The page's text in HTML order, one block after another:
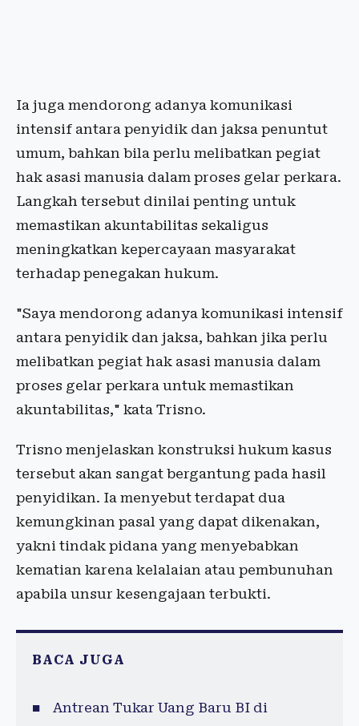
Ia juga mendorong adanya komunikasi
intensif antara penyidik dan jaksa penuntut
umum, bahkan bila perlu melibatkan pegiat
hak asasi manusia dalam proses gelar perkara.
Langkah tersebut dinilai penting untuk
memastikan akuntabilitas sekaligus
meningkatkan kepercayaan masyarakat
terhadap penegakan hukum.
"Saya mendorong adanya komunikasi intensif
antara penyidik dan jaksa, bahkan jika perlu
melibatkan pegiat hak asasi manusia dalam
proses gelar perkara untuk memastikan
akuntabilitas," kata Trisno.
Trisno menjelaskan konstruksi hukum kasus
tersebut akan sangat bergantung pada hasil
penyidikan. Ia menyebut terdapat dua
kemungkinan pasal yang dapat dikenakan,
yakni tindak pidana yang menyebabkan
kematian karena kelalaian atau pembunuhan
apabila unsur kesengajaan terbukti.
BACA JUGA
Antrean Tukar Uang Baru BI di